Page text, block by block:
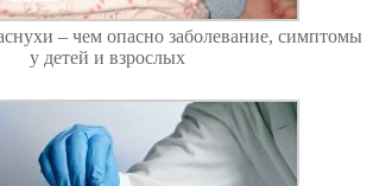
– чем опасно заболевание, симптомы
у детей и взрослых